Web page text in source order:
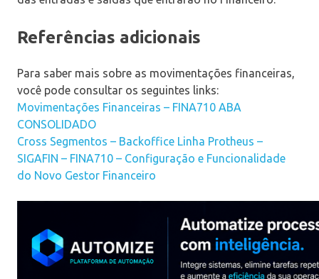
Referências adicionais
Para saber mais sobre as movimentações financeiras,
você pode consultar os seguintes links:
Movimentações Financeiras – FINA710 ABA
CONSOLIDADO
Cross Segmentos – Backoffice Linha Protheus –
SIGAFIN – FINA710 – Configuração e Funcionalidade
do Novo Gestor Financeiro